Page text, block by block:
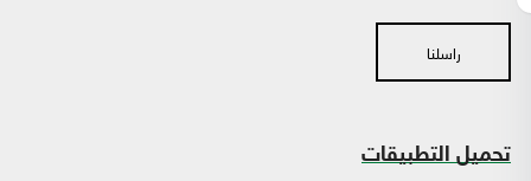
راسلنا
تحميل التطبيقات